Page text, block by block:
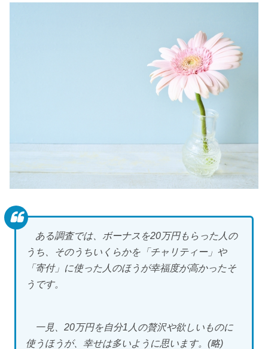
ある調査では、ボーナスを20万円もらった人の
うち、そのうちいくらかを「チャリティー」や
「寄付」に使った人のほうが幸福度が高かったそ
うです。
一見、20万円を自分1人の贅沢や欲しいものに
使うほうが、幸せは多いように思います。(略)